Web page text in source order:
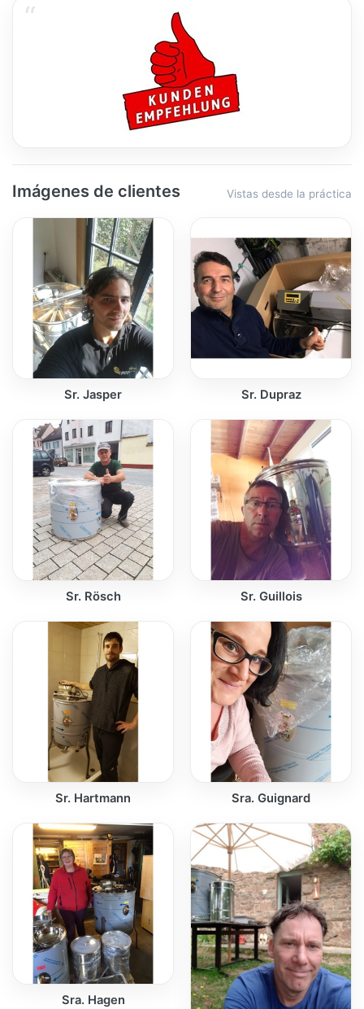
Imágenes de clientes Vistas desde la práctica
Sr. Jasper Sr. Dupraz
Sr. Rösch Sr. Guillois
Sr. Hartmann Sra. Guignard
Sra. Hagen